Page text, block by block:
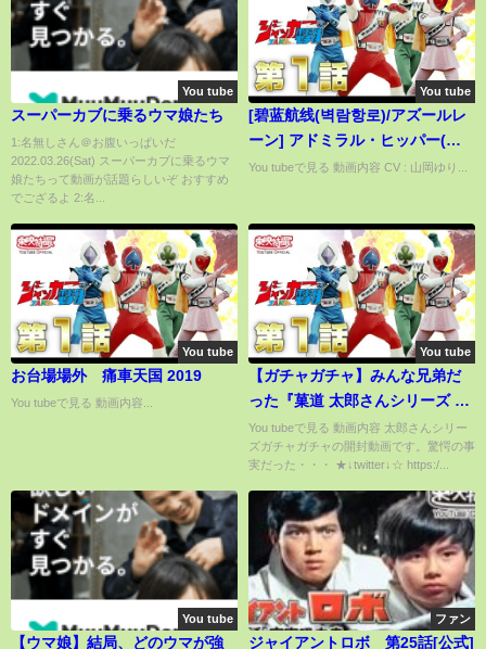
You tube
スーパーカブに乗るウマ娘たち
1:名無しさん＠お腹いっぱいだ
2022.03.26(Sat) スーパーカブに乗るウマ
娘たちって動画が話題らしいぞ おすすめ
でござるよ 2:名...
You tube
[碧蓝航线(벽람항로)/アズールレ
ーン] アドミラル・ヒッパー(어
드미럴 히퍼/Admiral Hipper)
You tubeで見る 動画内容 CV : 山岡ゆり...
You tube
お台場場外 痛車天国 2019
You tubeで見る 動画内容...
You tube
【ガチャガチャ】みんな兄弟だ
った『菓道 太郎さんシリーズ ミ
ニチュアチャーム』全5種 開封レ
ビュー Capsule Toys【おもち
ゃ】甘いか太郎も超おいしいよ
You tubeで見る 動画内容 太郎さんシリー
ズガチャガチャの開封動画です。驚愕の事
実だった・・・ ★↓twitter↓☆ https:/...
You tube
【ウマ娘】結局、どのウマが強
ファン
ジャイアントロボ 第25話[公式]